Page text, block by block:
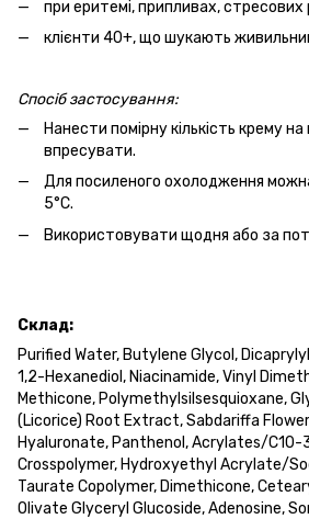
при еритемі, припливах, стресових
клієнти 40+, що шукають
Спосіб застосування:
Нанести помірну кількість крему
впресувати.
Для посиленого охолодження
5°C.
Використовувати щодня або за
Склад:
Purified Water, Butylene Glycol,
1,2-Hexanediol, Niacinamide, Vinyl
Methicone, Polymethylsilsesquioxane,
(Licorice) Root Extract, Sabdariffa
Hyaluronate, Panthenol, Acrylates/C10-
Crosspolymer, Hydroxyethyl Acrylate/
Taurate Copolymer, Dimethicone,
Olivate Glyceryl Glucoside, Adenosine,